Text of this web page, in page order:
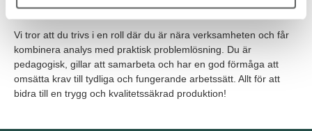
skrift.
Vi tror att du trivs i en roll där du är nära verksamheten och får
kombinera analys med praktisk problemlösning. Du är
pedagogisk, gillar att samarbeta och har en god förmåga att
omsätta krav till tydliga och fungerande arbetssätt. Allt för att
bidra till en trygg och kvalitetssäkrad produktion!